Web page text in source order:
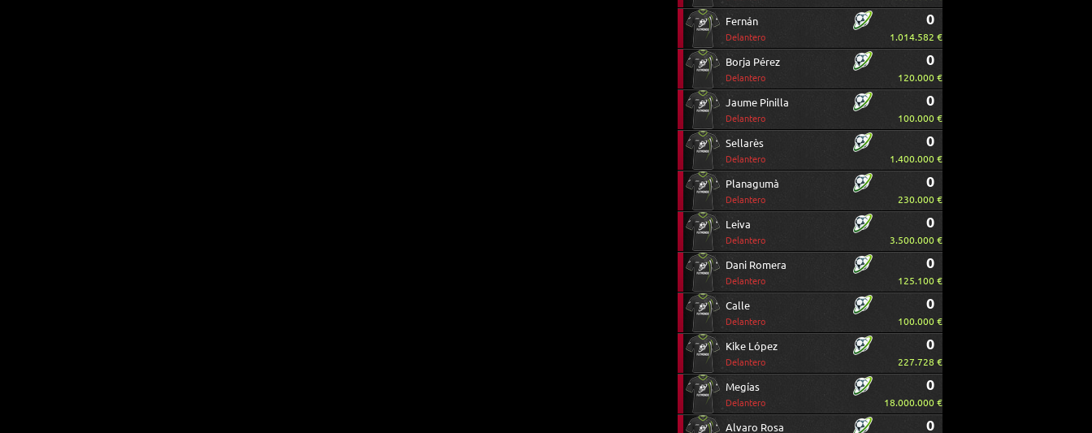
Fernán
Delantero
0
1.014.582 €
Borja Pérez
Delantero
0
120.000 €
Jaume Pinilla
Delantero
0
100.000 €
Sellarès
Delantero
0
1.400.000 €
Planagumà
Delantero
0
230.000 €
Leiva
Delantero
0
3.500.000 €
Dani Romera
Delantero
0
125.100 €
Calle
Delantero
0
100.000 €
Kike López
Delantero
0
227.728 €
Megías
Delantero
0
18.000.000 €
Alvaro Rosa 0